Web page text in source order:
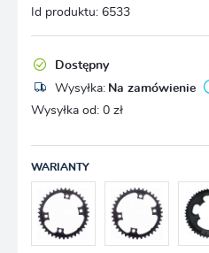
Id produktu: 6533
Dostępny
Wysyłka: Na zamówienie
Wysyłka od: 0 zł
WARIANTY